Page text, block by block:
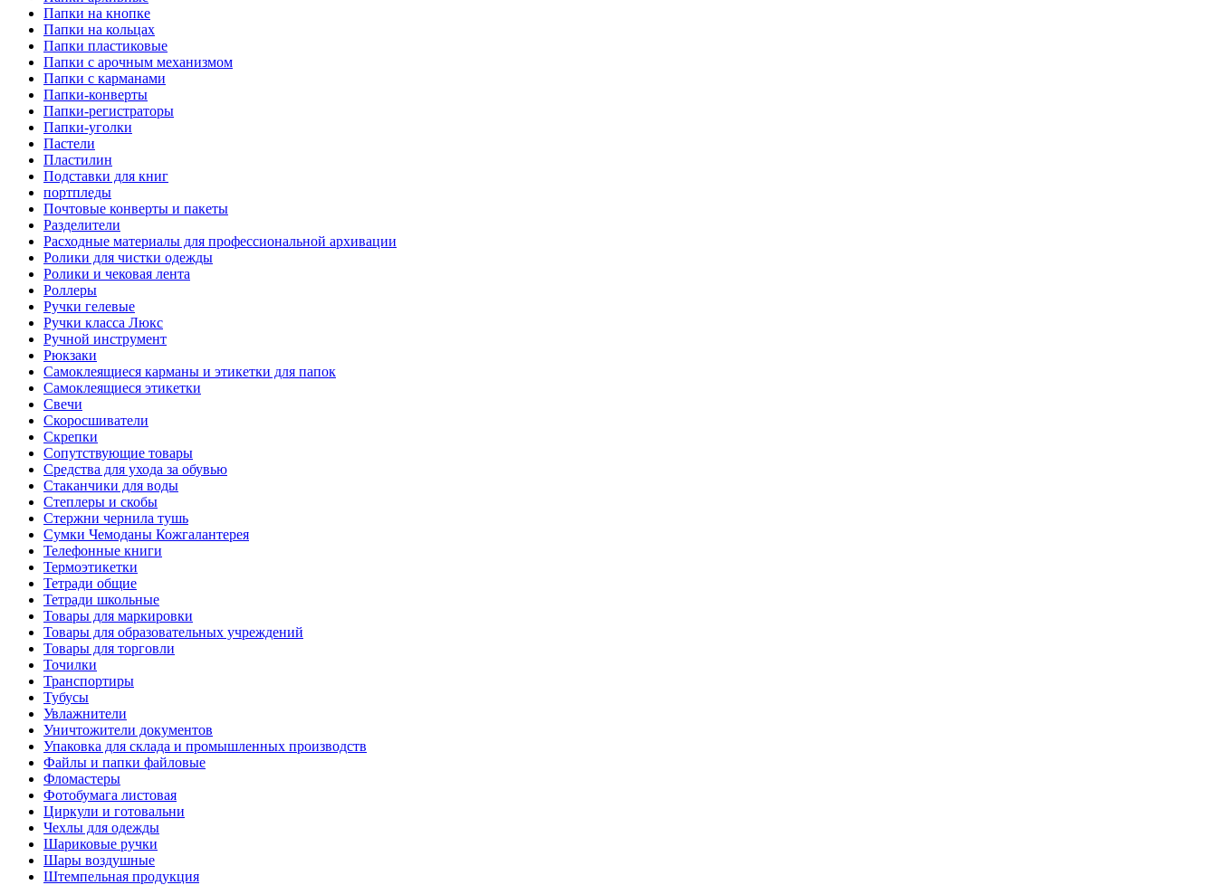
Папки на кнопке
Папки на кольцах
Папки пластиковые
Папки с арочным механизмом
Папки с карманами
Папки-конверты
Папки-регистраторы
Папки-уголки
Пастели
Пластилин
Подставки для книг
портпледы
Почтовые конверты и пакеты
Разделители
Расходные материалы для профессиональной архивации
Ролики для чистки одежды
Ролики и чековая лента
Роллеры
Ручки гелевые
Ручки класса Люкс
Ручной инструмент
Рюкзаки
Самоклеящиеся карманы и этикетки для папок
Самоклеящиеся этикетки
Свечи
Скоросшиватели
Скрепки
Сопутствующие товары
Средства для ухода за обувью
Стаканчики для воды
Степлеры и скобы
Стержни чернила тушь
Сумки Чемоданы Кожгалантерея
Телефонные книги
Термоэтикетки
Тетради общие
Тетради школьные
Товары для маркировки
Товары для образовательных учреждений
Товары для торговли
Точилки
Транспортиры
Тубусы
Увлажнители
Уничтожители документов
Упаковка для склада и промышленных производств
Файлы и папки файловые
Фломастеры
Фотобумага листовая
Циркули и готовальни
Чехлы для одежды
Шариковые ручки
Шары воздушные
Штемпельная продукция